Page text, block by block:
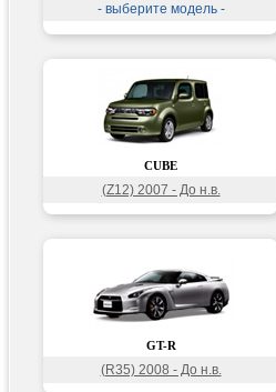
- выберите модель -
CUBE
(Z12) 2007 - До н.в.
GT-R
(R35) 2008 - До н.в.